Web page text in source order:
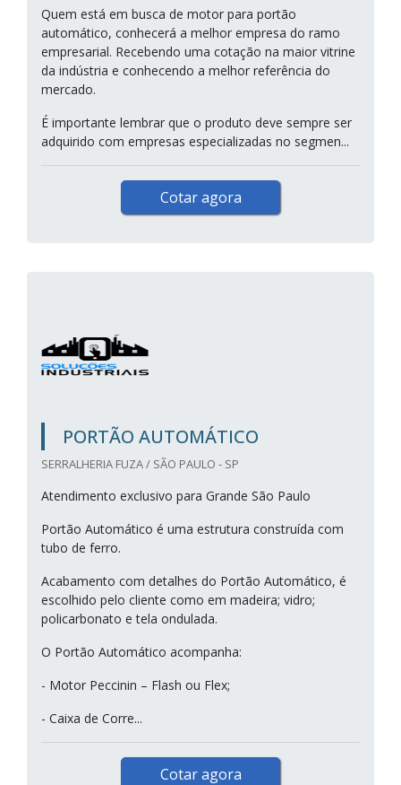
Quem está em busca de motor para portão
automático, conhecerá a melhor empresa do ramo
empresarial. Recebendo uma cotação na maior vitrine
da indústria e conhecendo a melhor referência do
mercado.
É importante lembrar que o produto deve sempre ser
adquirido com empresas especializadas no segmen...
Cotar agora
PORTÃO AUTOMÁTICO
SERRALHERIA FUZA / SÃO PAULO - SP
Atendimento exclusivo para Grande São Paulo
Portão Automático é uma estrutura construída com
tubo de ferro.
Acabamento com detalhes do Portão Automático, é
escolhido pelo cliente como em madeira; vidro;
policarbonato e tela ondulada.
O Portão Automático acompanha:
- Motor Peccinin – Flash ou Flex;
- Caixa de Corre...
Cotar agora